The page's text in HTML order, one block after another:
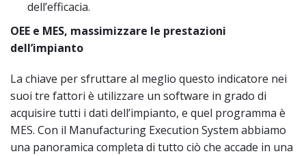
dell’efficacia.
OEE e MES, massimizzare le prestazioni
dell’impianto
La chiave per sfruttare al meglio questo indicatore nei
suoi tre fattori è utilizzare un software in grado di
acquisire tutti i dati dell’impianto, e quel programma è
MES. Con il Manufacturing Execution System abbiamo
una panoramica completa di tutto ciò che accade in una